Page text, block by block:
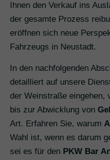
Ihnen den Verkauf ins
der gesamte Prozess
eröffnen sich neue
Fahrzeugs in Neustadt.
In den nachfolgenden
detailliert auf unsere
der Weinstraße eingehen,
bis zur Abwicklung von
Art. Erfahren Sie, warum
Wahl ist, wenn es darum
sei es für den PKW Bar